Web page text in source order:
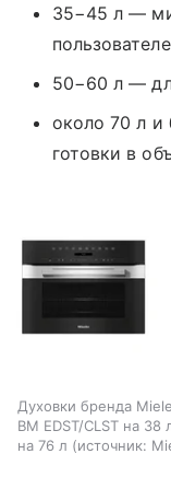
35−45 л —
50−60 л —
около 70 л
готовки в
Духовки бренда
BM EDST/CLST на 38
на 76 л
источник: